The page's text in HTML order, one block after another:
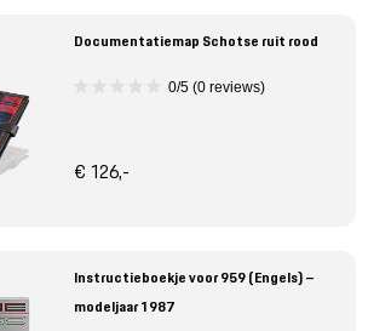
Documentatiemap Schotse ruit rood
0/5 (0 reviews)
€ 126,-
Instructieboekje voor 959 (Engels) –
modeljaar 1987